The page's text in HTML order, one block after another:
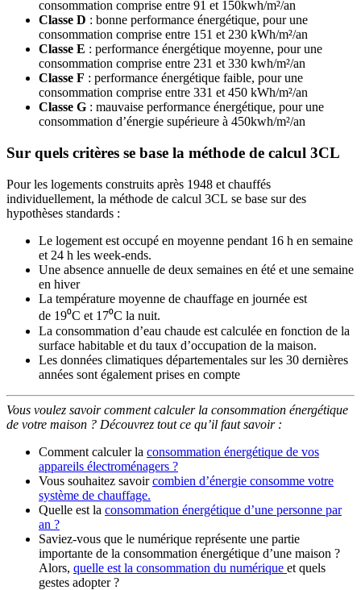
consommation comprise entre 91 et 150kwh/m²/an
Classe D : bonne performance énergétique, pour une
consommation comprise entre 151 et 230 kWh/m²/an
Classe E : performance énergétique moyenne, pour une
consommation comprise entre 231 et 330 kwh/m²/an
Classe F : performance énergétique faible, pour une
consommation comprise entre 331 et 450 kWh/m²/an
Classe G : mauvaise performance énergétique, pour une
consommation d’énergie supérieure à 450kwh/m²/an
Sur quels critères se base la méthode de calcul 3CL
Pour les logements construits après 1948 et chauffés
individuellement, la méthode de calcul 3CL se base sur des
hypothèses standards :
Le logement est occupé en moyenne pendant 16 h en semaine
et 24 h les week-ends.
Une absence annuelle de deux semaines en été et une semaine
en hiver
La température moyenne de chauffage en journée est
de 19⁰C et 17⁰C la nuit.
La consommation d’eau chaude est calculée en fonction de la
surface habitable et du taux d’occupation de la maison.
Les données climatiques départementales sur les 30 dernières
années sont également prises en compte
Vous voulez savoir comment calculer la consommation énergétique
de votre maison ? Découvrez tout ce qu’il faut savoir :
Comment calculer la consommation énergétique de vos
appareils électroménagers ?
Vous souhaitez savoircombien d’énergie consomme votre
système de chauffage.
Quelle est la consommation énergétique d’une personne par
an ?
Saviez-vous que le numérique représente une partie
importante de la consommation énergétique d’une maison ?
Alors, quelle est la consommation du numérique et quels
gestes adopter ?